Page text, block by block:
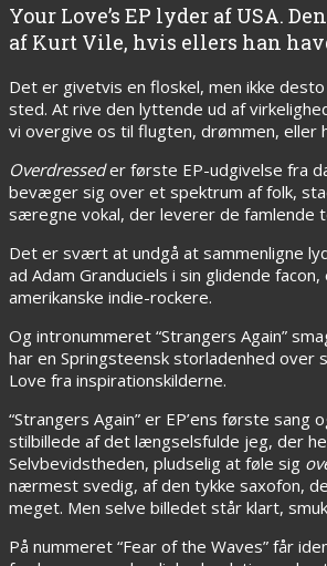
Your Love’s EP lyder af USA.
af Kurt Vile, hvis ellers han
Det er givetvis en floskel, men ikke
sted. At rive den lyttende ud af
vi overgive os til flugten, drømmen, eller
Overdresseder første EP-udgivelse fra
bevæger sig over et spektrum af folk,
særegne vokal, der leverer de
Det er svært at undgå at sammenligne
ad Adam Granduciels i sin glidende
amerikanske indie-rockere.
Og intronummeret “Strangers Again”
har en Springsteensk storladenhed over
Love fra inspirationskilderne.
“Strangers Again” er EP’ens første
stilbillede af det længselsfulde jeg, der
Selvbevidstheden, pludselig at føle sig
nærmest svedig, af den tykke saxofon,
meget. Men selve billedet står klart,
På nummeret “Fear of the Waves” får